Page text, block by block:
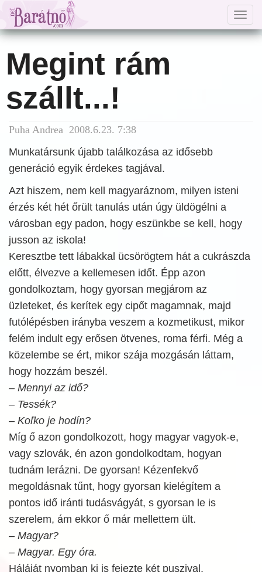
Megint rám
szállt...!
Puha Andrea 2008.6.23. 7:38
Munkatársunk újabb találkozása az idősebb
generáció egyik érdekes tagjával.
Azt hiszem, nem kell magyaráznom, milyen isteni
érzés két hét őrült tanulás után úgy üldögélni a
városban egy padon, hogy eszünkbe se kell, hogy
jusson az iskola!
Keresztbe tett lábakkal ücsörögtem hát a cukrászda
előtt, élvezve a kellemesen időt. Épp azon
gondolkoztam, hogy gyorsan megjárom az
üzleteket, és kerítek egy cipőt magamnak, majd
futólépésben irányba veszem a kozmetikust, mikor
felém indult egy erősen ötvenes, roma férfi. Még a
közelembe se ért, mikor szája mozgásán láttam,
hogy hozzám beszél.
– Mennyi az idő?
– Tessék?
– Koľko je hodín?
Míg ő azon gondolkozott, hogy magyar vagyok-e,
vagy szlovák, én azon gondolkodtam, hogyan
tudnám lerázni. De gyorsan! Kézenfekvő
megoldásnak tűnt, hogy gyorsan kielégítem a
pontos idő iránti tudásvágyát, s gyorsan le is
szerelem, ám ekkor ő már mellettem ült.
– Magyar?
– Magyar. Egy óra.
Háláját nyomban ki is fejezte két puszival,